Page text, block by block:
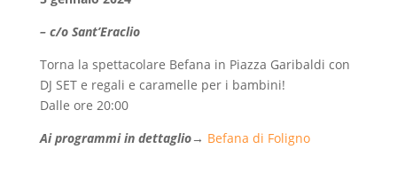
– c/o Sant’Eraclio
Torna la spettacolare Befana in Piazza Garibaldi con
DJ SET e regali e caramelle per i bambini!
Dalle ore 20:00
Ai programmi in dettaglio→ Befana di Foligno